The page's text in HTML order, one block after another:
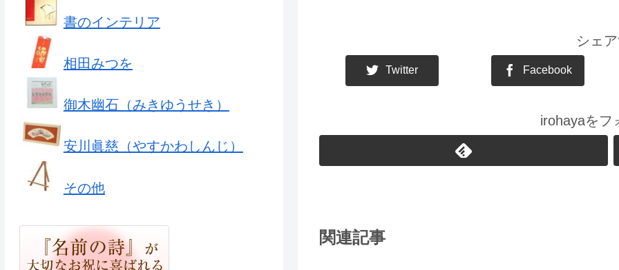
シェ
Twitter Facebook
irohayaをフ
関連記事
書のインテリア
相田みつを
御木幽石（みきゆうせき）
安川眞慈（やすかわしんじ）
その他